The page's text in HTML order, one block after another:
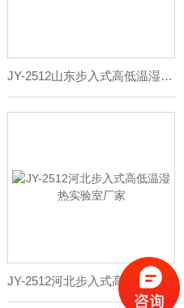
JY-2512山东步入式高低温湿热实验室厂家
JY-2512河北步入式高低温湿热实验室厂家